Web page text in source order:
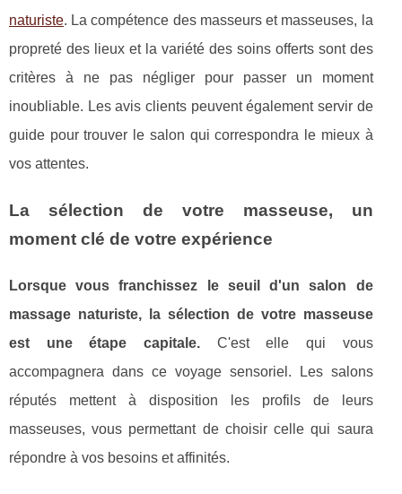
naturiste. La compétence des masseurs et masseuses, la
propreté des lieux et la variété des soins offerts sont des
critères à ne pas négliger pour passer un moment
inoubliable. Les avis clients peuvent également servir de
guide pour trouver le salon qui correspondra le mieux à
vos attentes.
La sélection de votre masseuse, un
moment clé de votre expérience
Lorsque vous franchissez le seuil d'un salon de
massage naturiste, la sélection de votre masseuse
est une étape capitale.C'est elle qui vous
accompagnera dans ce voyage sensoriel. Les salons
réputés mettent à disposition les profils de leurs
masseuses, vous permettant de choisir celle qui saura
répondre à vos besoins et affinités.